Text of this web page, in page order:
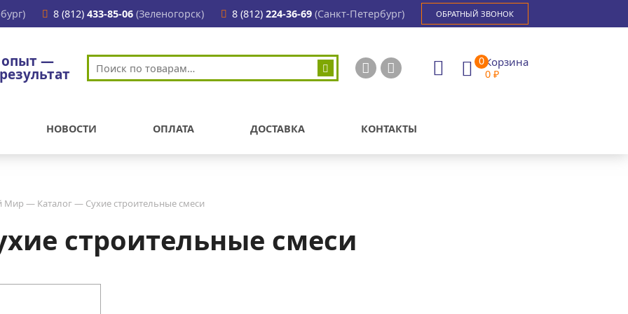
8 (812) 433-85-06 (Зеленогорск) 8 (812) 224-36-69 (Санкт-Петербург) ОБРАТНЫЙ ЗВОНОК
— 0Корзина
0 ₽
НОВОСТИ ОПЛАТА ДОСТАВКА КОНТАКТЫ
Мир — Каталог— Сухие строительные смеси
строительные смеси